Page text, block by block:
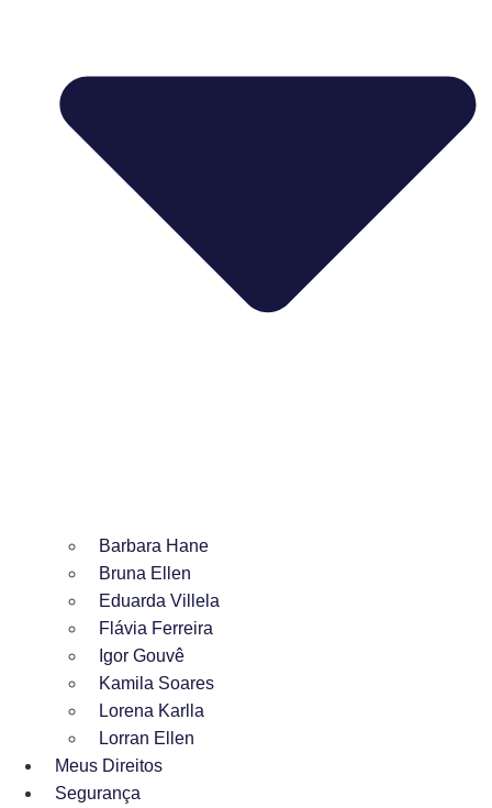
Barbara Hane
Bruna Ellen
Eduarda Villela
Flávia Ferreira
Igor Gouvê
Kamila Soares
Lorena Karlla
Lorran Ellen
Meus Direitos
Segurança